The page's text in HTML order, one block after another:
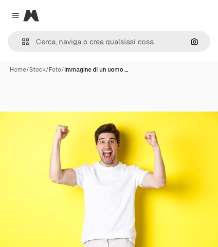
Close menu
Magnific
Cerca
Home/Stock/Foto/Immagine di un uomo …